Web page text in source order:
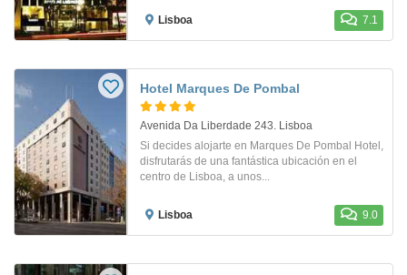
Lisboa 7.1
Hotel Marques De Pombal
Avenida Da Liberdade 243. Lisboa
Si decides alojarte en Marques De Pombal Hotel,
disfrutarás de una fantástica ubicación en el
centro de Lisboa, a unos...
Lisboa 9.0